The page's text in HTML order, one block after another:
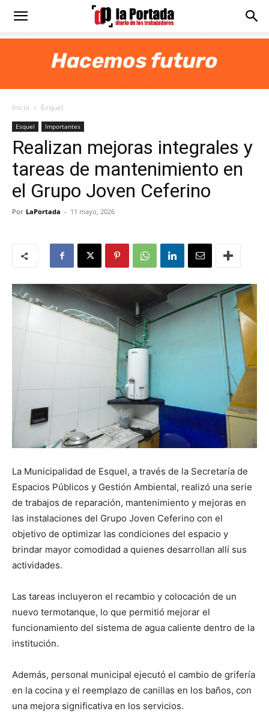
Diario
Portada
Inicio Esquel
Esquel Importantes
Realizan mejoras integrales y
tareas de mantenimiento en
el Grupo Joven Ceferino
Por LaPortada - 11 mayo, 2026
La Municipalidad de Esquel, a través de la Secretaría de
Espacios Públicos y Gestión Ambiental, realizó una serie
de trabajos de reparación, mantenimiento y mejoras en
las instalaciones del Grupo Joven Ceferino con el
objetivo de optimizar las condiciones del espacio y
brindar mayor comodidad a quienes desarrollan allí sus
actividades.
Las tareas incluyeron el recambio y colocación de un
nuevo termotanque, lo que permitió mejorar el
funcionamiento del sistema de agua caliente dentro de la
institución.
Además, personal municipal ejecutó el cambio de grifería
en la cocina y el reemplazo de canillas en los baños, con
una mejora significativa en los servicios.